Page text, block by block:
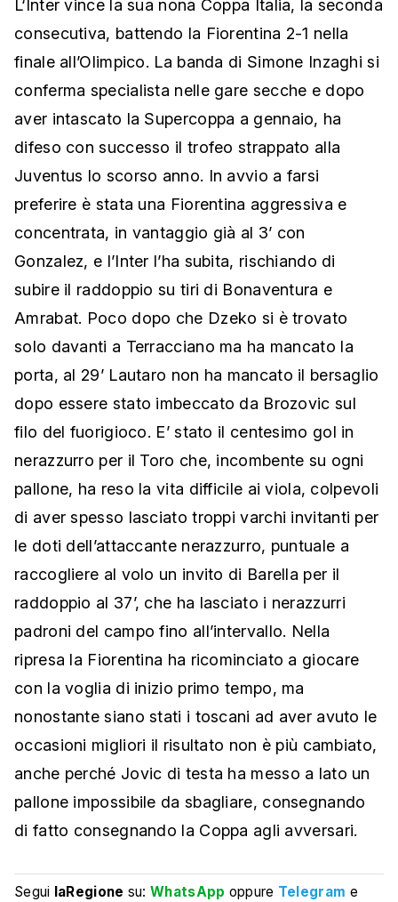
L‘Inter vince la sua nona Coppa Italia, la seconda
consecutiva, battendo la Fiorentina 2-1 nella
finale all’Olimpico. La banda di Simone Inzaghi si
conferma specialista nelle gare secche e dopo
aver intascato la Supercoppa a gennaio, ha
difeso con successo il trofeo strappato alla
Juventus lo scorso anno. In avvio a farsi
preferire è stata una Fiorentina aggressiva e
concentrata, in vantaggio già al 3’ con
Gonzalez, e l’Inter l’ha subita, rischiando di
subire il raddoppio su tiri di Bonaventura e
Amrabat. Poco dopo che Dzeko si è trovato
solo davanti a Terracciano ma ha mancato la
porta, al 29’ Lautaro non ha mancato il bersaglio
dopo essere stato imbeccato da Brozovic sul
filo del fuorigioco. E’ stato il centesimo gol in
nerazzurro per il Toro che, incombente su ogni
pallone, ha reso la vita difficile ai viola, colpevoli
di averspesso lasciato troppi varchi invitanti per
le doti dell’attaccante nerazzurro, puntuale a
raccogliere al volo un invito di Barella per il
raddoppio al 37’, che ha lasciato i nerazzurri
padroni del campo fino all’intervallo. Nella
ripresa la Fiorentina ha ricominciato a giocare
con la voglia di inizio primo tempo, ma
nonostante siano stati i toscani ad aver avuto le
occasioni migliori il risultato non è più cambiato,
anche perché Jovic di testa ha messo a lato un
pallone impossibile da sbagliare, consegnando
di fatto consegnando la Coppa agli avversari.
Segui laRegione su:WhatsApp oppure Telegram e